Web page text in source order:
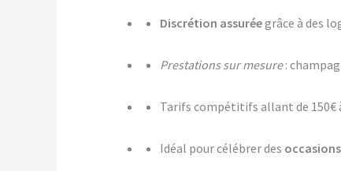
Discrétion assuréegrâce à des
Prestations sur mesure:
Tarifs compétitifs allant de 150€
Idéal pour célébrer des